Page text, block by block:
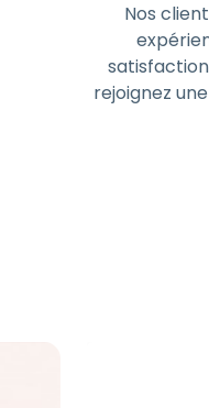
Nos
rejoignez